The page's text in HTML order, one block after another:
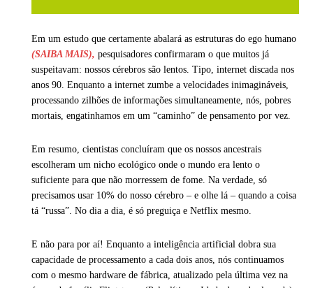
Em um estudo que certamente abalará as estruturas do ego humano
(SAIBA MAIS), pesquisadores confirmaram o que muitos já
suspeitavam: nossos cérebros são lentos. Tipo, internet discada nos
anos 90. Enquanto a internet zumbe a velocidades inimagináveis,
processando zilhões de informações simultaneamente, nós, pobres
mortais, engatinhamos em um “caminho” de pensamento por vez.
Em resumo, cientistas concluíram que os nossos ancestrais
escolheram um nicho ecológico onde o mundo era lento o
suficiente para que não morressem de fome. Na verdade, só
precisamos usar 10% do nosso cérebro – e olhe lá – quando a coisa
tá “russa”. No dia a dia, é só preguiça e Netflix mesmo.
E não para por aí! Enquanto a inteligência artificial dobra sua
capacidade de processamento a cada dois anos, nós continuamos
com o mesmo hardware de fábrica, atualizado pela última vez na